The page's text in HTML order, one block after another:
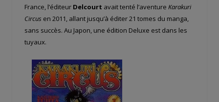
France, l’éditeur Delcourt avait tenté l’aventure Karakuri
Circus en 2011, allant jusqu’à éditer 21 tomes du manga,
sans succès. Au Japon, une édition Deluxe est dans les
tuyaux.